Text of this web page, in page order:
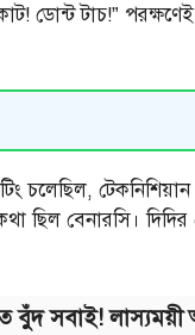
ডোন্ট টাচ!”
বেনারসি।
বুঁদ সবাই!